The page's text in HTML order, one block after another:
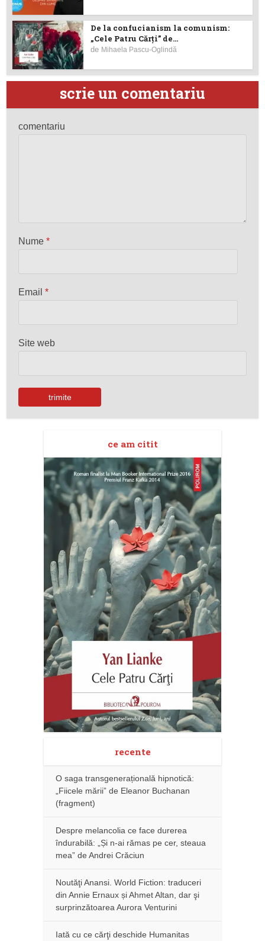
De la confucianism la comunism:
„Cele Patru Cărți” de...
de Mihaela Pascu-Oglindă
scrie un comentariu
comentariu
Nume*
Email*
Site web
ce am citit
recente
O saga transgenerațională hipnotică:
„Fiicele mării” de Eleanor Buchanan
(fragment)
Despre melancolia ce face durerea
îndurabilă: „Și n-ai rămas pe cer, steaua
mea” de Andrei Crăciun
Noutăţi Anansi. World Fiction: traduceri
din Annie Ernaux și Ahmet Altan, dar şi
surprinzătoarea Aurora Venturini
Iată cu ce cărţi deschide Humanitas